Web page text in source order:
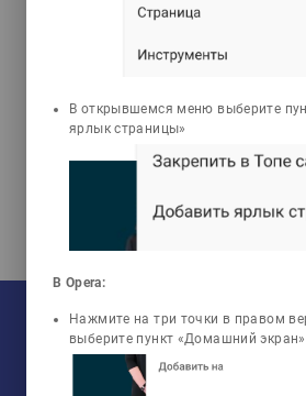
Сагатовна
Мы сотрудничаем с33 университетами
У нас обучается960групп
Зарегистрировано50759
456807 элементов
В открывшемся меню выберите
ярлык страницы»
В Opera:
Нажмите на три точки в правом
выберите пункт «Домашний экран»